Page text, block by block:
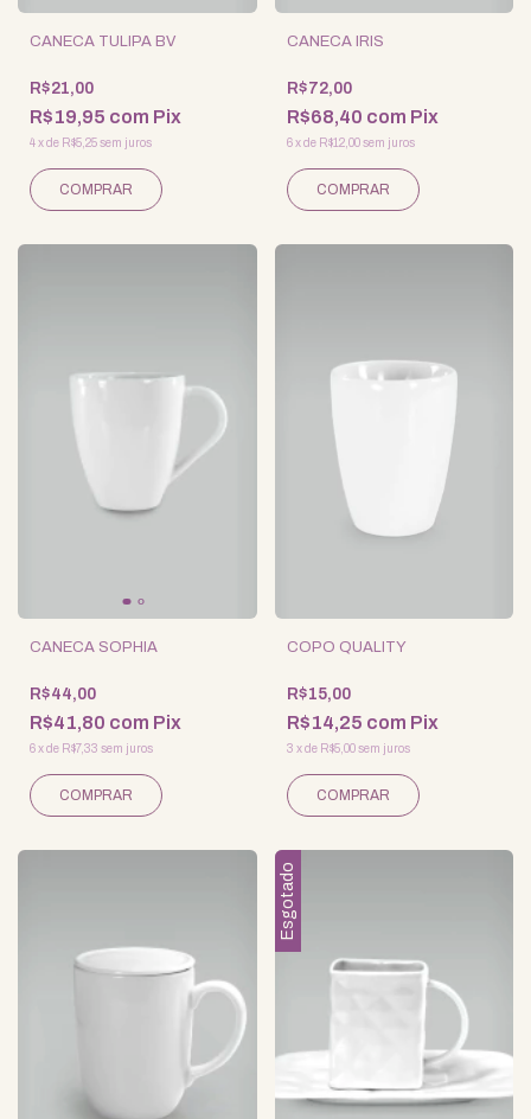
CANECA TULIPA BV
R$21,00
R$19,95 com Pix
4xde R$5,25sem juros
CANECA IRIS
R$72,00
R$68,40 com Pix
6 xde R$12,00 sem juros
CANECA SOPHIA
R$44,00
R$41,80 com Pix
6xde R$7,33 sem juros
COPO QUALITY
R$15,00
R$14,25 com Pix
3 xde R$5,00 sem juros
Esgotado